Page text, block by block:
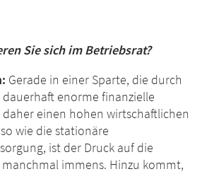
Sie sich im Betriebsrat?
Gerade in einer Sparte, die durch
enorme finanzielle
einen hohen wirtschaftlichen
wie die stationäre
ist der Druck auf die
immens. Hinzu kommt,